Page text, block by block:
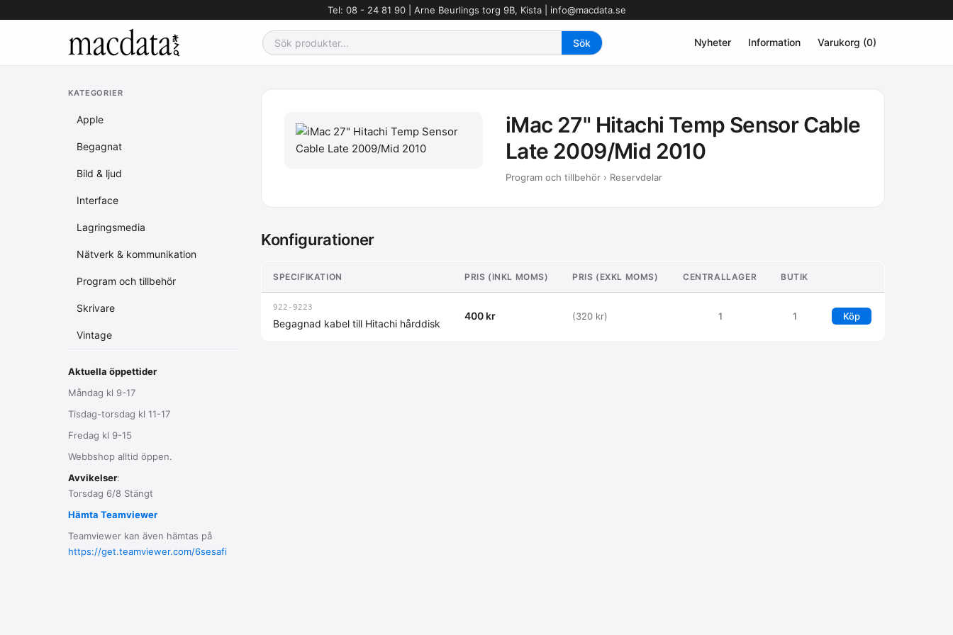
Tel: 08 - 24 81 90 | Arne Beurlings torg 9B, Kista | info@macdata.se
Nyheter Information Varukorg (0)
KATEGORIER
Apple
Begagnat
Bild & ljud
Interface
Lagringsmedia
Nätverk & kommunikation
Program och tillbehör
Skrivare
Vintage
Aktuella öppettider
Måndag kl 9-17
Tisdag-torsdag kl 11-17
Fredag kl 9-15
Webbshop alltid öppen.
Avvikelser:
Torsdag 6/8 Stängt
Hämta Teamviewer
Teamviewer kan även hämtas på
https://get.teamviewer.com/6sesafi
iMac 27" Hitachi Temp Sensor Cable
Late 2009/Mid 2010
Program och tillbehör › Reservdelar
Konfigurationer
SPECIFIKATION PRIS (INKL MOMS) PRIS (EXKL MOMS) CENTRALLAGER BUTIK
922-9223
Begagnad kabel till Hitachi hårddisk
400 kr (320 kr) 1 1 Köp